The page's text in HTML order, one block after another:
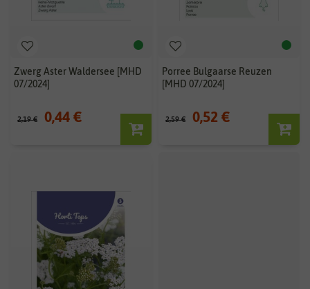
Zwerg Aster Waldersee [MHD
07/2024]
2,19 € 0,44 €
Porree Bulgaarse Reuzen
[MHD 07/2024]
2,59 € 0,52 €